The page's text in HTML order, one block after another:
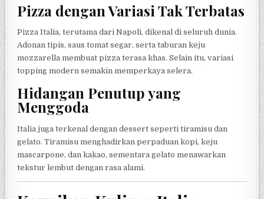
Pizza dengan Variasi Tak Terbatas
Pizza Italia, terutama dari Napoli, dikenal di seluruh dunia.
Adonan tipis, saus tomat segar, serta taburan keju
mozzarella membuat pizza terasa khas. Selain itu, variasi
topping modern semakin memperkaya selera.
Hidangan Penutup yang
Menggoda
Italia juga terkenal dengan dessert seperti tiramisu dan
gelato. Tiramisu menghadirkan perpaduan kopi, keju
mascarpone, dan kakao, sementara gelato menawarkan
tekstur lembut dengan rasa alami.